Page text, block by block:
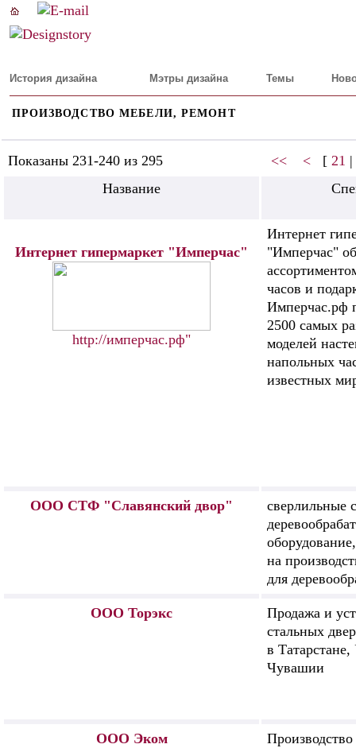
История дизайна Мэтры дизайна Темы
ПРОИЗВОДСТВО МЕБЕЛИ, РЕМОНТ
Показаны 231-240 из 295 << < [ 21 |
Название
Интернет гипермаркет "Имперчас"
http://имперчас.рф"
Интернет
"Имперчас"
часов и
Имперчас.рф
2500 самых
моделей
напольных
известных
ООО СТФ "Славянский двор"
сверлильные
на
для
ООО Торэкс
Продажа и
стальных
в
Чувашии
ООО Эком